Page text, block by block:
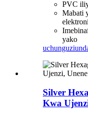
PVC
Mabati
elektroni
yako
uchunguzi
Silver
Kwa